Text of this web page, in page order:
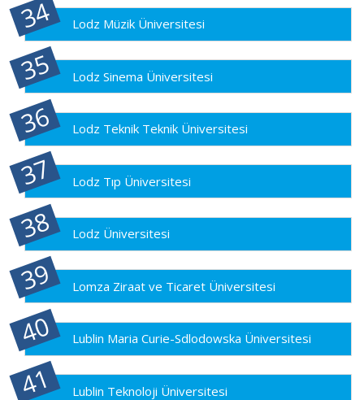
Lodz Müzik Üniversitesi
Lodz Sinema Üniversitesi
Lodz Teknik Teknik Üniversitesi
Lodz Tıp Üniversitesi
Lodz Üniversitesi
Lomza Ziraat ve Ticaret Üniversitesi
Lublin Maria Curie-Sdlodowska Üniversitesi
Lublin Teknoloji Üniversitesi